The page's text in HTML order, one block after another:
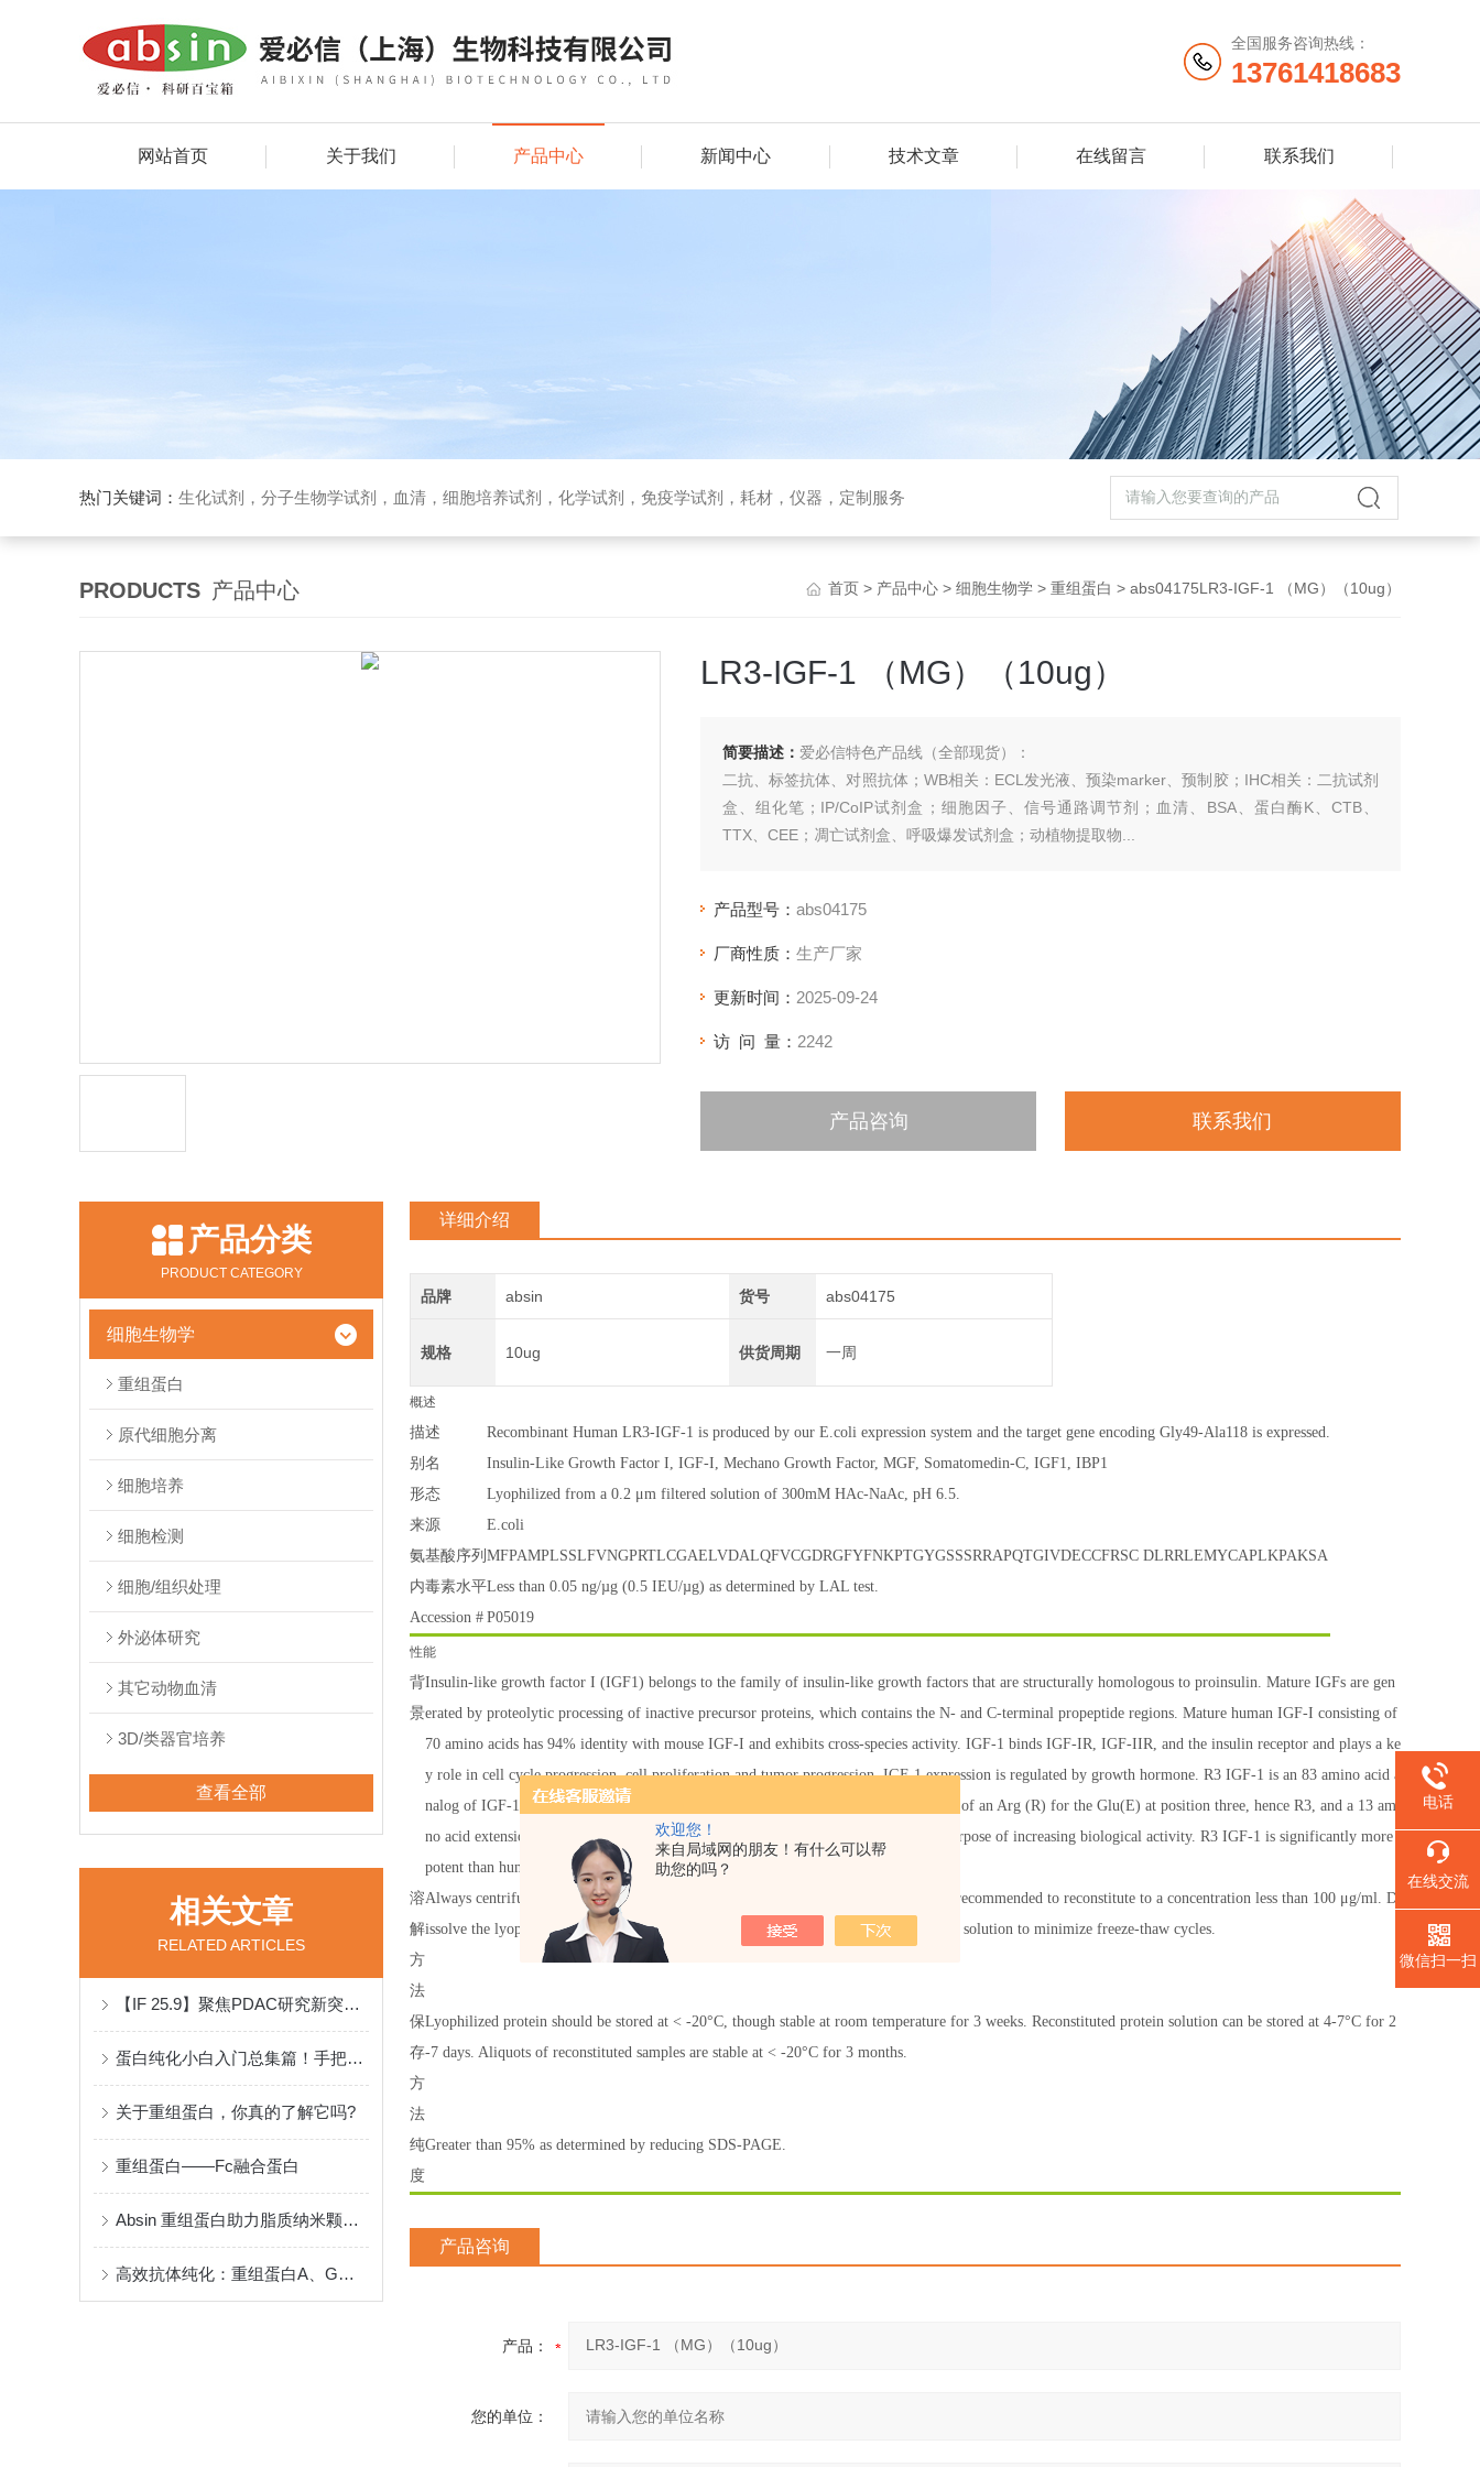
欢迎您！
来自局域网的朋友！有什么可以帮
助您的吗？
全国服务咨询热线：
13761418683
网站首页 关于我们 产品中心 新闻中心 技术文章 在线留言 联系我们
热门关键词： 生化试剂，分子生物学试剂，血清，细胞培养试剂，化学试剂，免疫学试剂，耗材，仪器，定制服务
PRODUCTS 产品中心 首页 > 产品中心 > 细胞生物学 > 重组蛋白 > abs04175LR3-IGF-1 （MG）（10ug）
LR3-IGF-1 （MG）（10ug）
简要描述： 爱必信特色产品线（全部现货）：
二抗、标签抗体、对照抗体；WB相关：ECL发光液、预染marker、预制胶；IHC相关：二抗试剂
盒、组化笔；IP/CoIP试剂盒；细胞因子、信号通路调节剂；血清、BSA、蛋白酶K、CTB、
TTX、CEE；凋亡试剂盒、呼吸爆发试剂盒；动植物提取物...
产品型号： abs04175
厂商性质： 生产厂家
更新时间： 2025-09-24
访 问 量： 2242
产品咨询 联系我们
产品分类
PRODUCT CATEGORY
细胞生物学
重组蛋白
原代细胞分离
细胞培养
细胞检测
细胞/组织处理
外泌体研究
其它动物血清
3D/类器官培养
查看全部
相关文章
RELATED ARTICLES
【IF 25.9】聚焦PDAC研究新突破：重组蛋白助力揭示神经-免疫调控新机制
蛋白纯化小白入门总集篇！手把手教你如何设计纯化实验
关于重组蛋白，你真的了解它吗?
重组蛋白——Fc融合蛋白
Absin 重组蛋白助力脂质纳米颗粒（LNPs）革新癌症免疫治疗
高效抗体纯化：重组蛋白A、G、A/G、L填料技术剖析
详细介绍
品牌 absin 货号 abs04175
规格 10ug 供货周期 一周
概述
描述
Recombinant Human LR3-IGF-1 is produced by our E.coli expression system and the target gene encoding Gly49-Ala118 is expressed.
别名
Insulin-Like Growth Factor I, IGF-I, Mechano Growth Factor, MGF, Somatomedin-C, IGF1, IBP1
形态
Lyophilized from a 0.2 μm filtered solution of 300mM HAc-NaAc, pH 6.5.
来源
E.coli
氨基酸序列 MFPAMPLSSLFVNGPRTLCGAELVDALQFVCGDRGFYFNKPTGYGSSSRRAPQTGIVDECCFRSC DLRRLEMYCAPLKPAKSA
内毒素水平Less than 0.05 ng/µg (0.5 IEU/µg) as determined by LAL test.
Accession # P05019
性能
背
景
Insulin-like growth factor I (IGF1) belongs to the family of insulin-like growth factors that are structurally homologous to proinsulin. Mature IGFs are gen
erated by proteolytic processing of inactive precursor proteins, which contains the N- and C-terminal propeptide regions. Mature human IGF-I consisting of
70 amino acids has 94% identity with mouse IGF-I and exhibits cross-species activity. IGF-1 binds IGF-IR, IGF-IIR, and the insulin receptor and plays a ke
y role in cell cycle progression, cell proliferation and tumor progression. IGF-1 expression is regulated by growth hormone. R3 IGF-1 is an 83 amino acid a
nalog of IGF-1 comprising the complete human IGF-1 sequence with the substitution of an Arg (R) for the Glu(E) at position three, hence R3, and a 13 ami
no acid extension peptide at the N terminus. R3 IGF-1 has been produced with the purpose of increasing biological activity. R3 IGF-1 is significantly more
potent than human IGF-I in vitro.
溶
解
方
法
Always centrifuge tubes before opening. Do not mix by vortex or pipetting. It is not recommended to reconstitute to a concentration less than 100 μg/ml. D
issolve the lyophilized protein in 500mM Acetic Acid. Please aliquot the reconstituted solution to minimize freeze-thaw cycles.
保
存
方
法
Lyophilized protein should be stored at < -20°C, though stable at room temperature for 3 weeks. Reconstituted protein solution can be stored at 4-7°C for 2
-7 days. Aliquots of reconstituted samples are stable at < -20°C for 3 months.
纯
度
Greater than 95% as determined by reducing SDS-PAGE.
产品咨询
产品：
您的单位：
电话
在线交流
微信扫一扫